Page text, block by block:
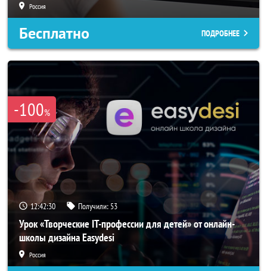
Россия
Бесплатно ПОДРОБНЕЕ
-100%
12:42:28 Получили: 53
Урок «Творческие IT-профессии для детей» от онлайн-
школы дизайна Easydesi
Россия